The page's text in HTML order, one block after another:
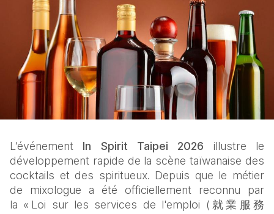
L’événement In Spirit Taipei 2026 illustre le
développement rapide de la scène taïwanaise des
cocktails et des spiritueux. Depuis que le métier
de mixologue a été officiellement reconnu par
la « Loi sur les services de l'emploi (就業服務